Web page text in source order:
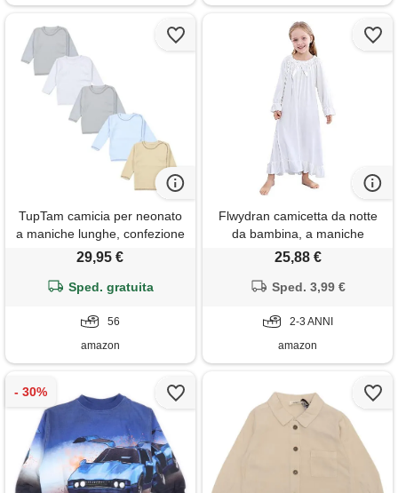
TupTam camicia per neonato
a maniche lunghe, confezione
da 5, ragazzo 2, 56
29,95 €
Sped. gratuita
56
amazon
Flwydran camicetta da notte
da bambina, a maniche
lunghe, morbida, per la
bianco 2, 2-3 anni
25,88 €
Sped. 3,99 €
2-3 ANNI
amazon